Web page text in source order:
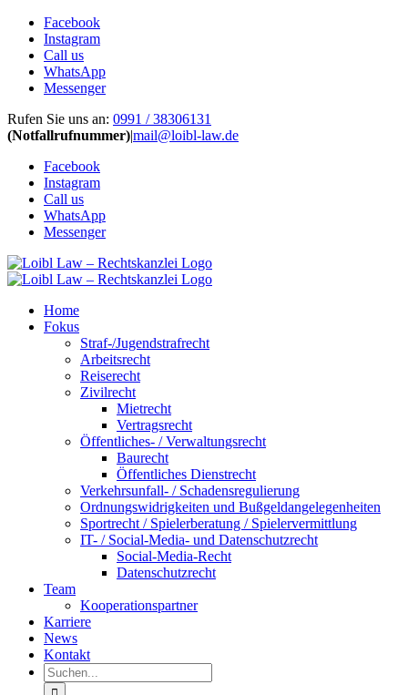
Facebook
Instagram
Call us
WhatsApp
Messenger
Zum
Inhalt
Rufen Sie uns an: 0991 / 38306131
(Notfallrufnummer)|mail@loibl-law.de
Facebook
Instagram
Call us
WhatsApp
Messenger
Home
Fokus
Straf-/Jugendstrafrecht
Arbeitsrecht
Reiserecht
Zivilrecht
Mietrecht
Vertragsrecht
Öffentliches- / Verwaltungsrecht
Baurecht
Öffentliches Dienstrecht
Verkehrsunfall- / Schadensregulierung
Ordnungswidrigkeiten und Bußgeldangelegenheiten
Sportrecht / Spielerberatung / Spielervermittlung
IT- / Social-Media- und Datenschutzrecht
Social-Media-Recht
Datenschutzrecht
Team
Kooperationspartner
Karriere
News
Kontakt
Suche
nach: